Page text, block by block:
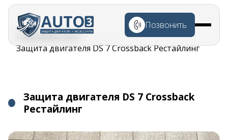
Перейти к
основному
содержанию
Позвонить
Строка
навигации
ГлавнаяКаталог
Защита двигателя DS 7 Crossback Рестайлинг
Защита двигателя DS 7 Crossback
Рестайлинг